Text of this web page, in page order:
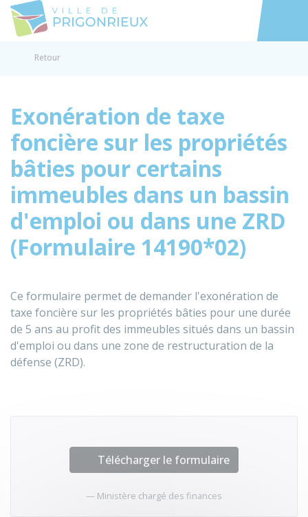
Accéder
Retour
Exonération de taxe
foncière sur les propriétés
bâties pour certains
immeubles dans un bassin
d'emploi ou dans une ZRD
(Formulaire 14190*02)
Ce formulaire permet de demander l'exonération de
taxe foncière sur les propriétés bâties pour une durée
de 5 ans au profit des immeubles situés dans un bassin
d'emploi ou dans une zone de restructuration de la
défense (ZRD).
Télécharger le formulaire
Ministère chargé des finances